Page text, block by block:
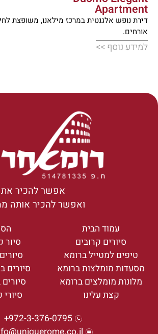
Apartment
אורחים.
למידע נוסף >>
אפשר להכיר את
ואפשר להכיר אותה
עמוד הבית
סיורים קרובים
טיפים למטייל ברומא
מסעדות מומלצות ברומא
מלונות מומלצים ברומא
קצת עלינו
סיור
972-3-376-0795+